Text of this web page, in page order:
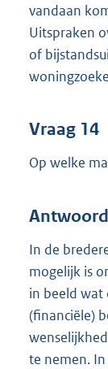
vandaan
Uitspraken
of
Vraag 14
Op welke
In de
mogelijk is
in beeld wat
(financiële)
te nemen.